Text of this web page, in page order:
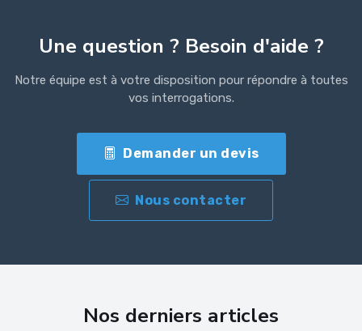
Une question ? Besoin d'aide ?
Notre équipe est à votre disposition pour répondre à toutes
vos interrogations.
Demander un devis
Nous contacter
Nos derniers articles